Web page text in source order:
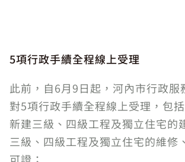
5項行政手續全程線上受理
此前，自6月9日起，河內市行政服
對5項行政手續全程線上受理，包括
新建三級、四級工程及獨立住宅的
三級、四級工程及獨立住宅的維修